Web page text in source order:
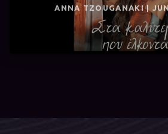
ANNA TZOUGANAKI |